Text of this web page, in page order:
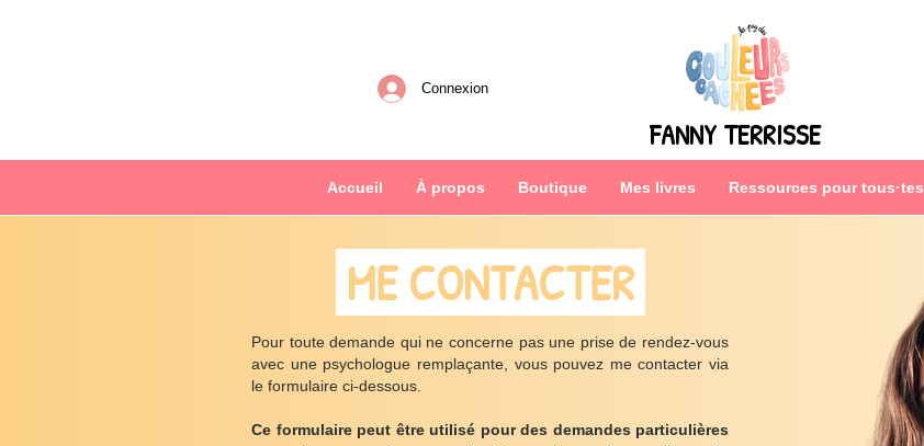
Connexion
FANNY TERRISSE
Accueil À propos Boutique Mes livres Ressources pour tous·tes
ME CONTACTER
Pour toute demande qui ne concerne pas une prise de rendez-vous
avec une psychologue remplaçante, vous pouvez me contacter via
le formulaire ci-dessous.
Ce formulaire peut être utilisé pour des demandes particulières